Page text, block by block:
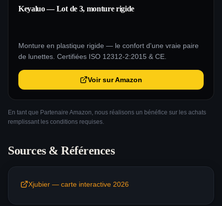
Keyaluo — Lot de 3, monture rigide
Monture en plastique rigide — le confort d'une vraie paire
de lunettes. Certifiées ISO 12312-2:2015 & CE.
Voir sur Amazon
En tant que Partenaire Amazon, nous réalisons un bénéfice sur les achats
remplissant les conditions requises.
Sources & Références
Xjubier — carte interactive 2026